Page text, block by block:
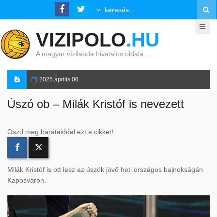
VIZIPOLO.HU
A magyar vízilabda hivatalos oldala…
2025 április 06.
Úszó ob – Milák Kristóf is nevezett
Oszd meg barátaiddal ezt a cikket!
Milák Kristóf is ott lesz az úszók jövő heti országos bajnokságán
Kaposváron.